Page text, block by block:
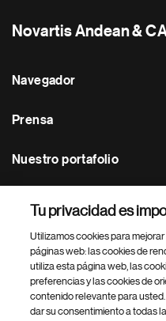
Novartis Andean &
Navegador
Prensa
Nuestro portafolio
Footer Site Search
Tu privacidad es
Utilizamos cookies para
páginas web: las cookies de
utiliza esta página web, las
preferencias y las cookies de
contenido relevante para
dar su consentimiento a todas